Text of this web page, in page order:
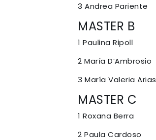
3 Andrea Pariente
MASTER B
1 Paulina Ripoll
2 María D’Ambrosio
3 María Valeria Arias
MASTER C
1 Roxana Berra
2 Paula Cardoso